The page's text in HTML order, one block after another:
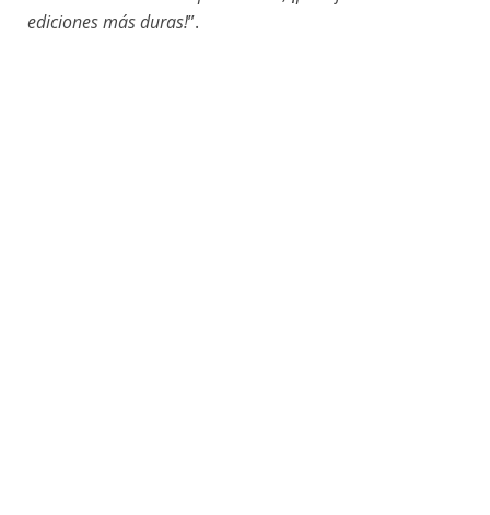
ediciones más duras!”.